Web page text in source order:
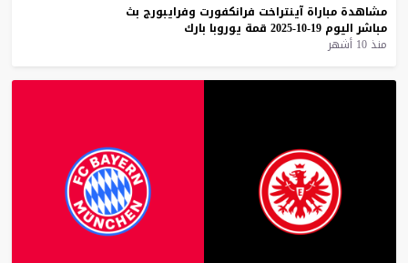
مشاهدة مباراة آينتراخت فرانكفورت وفرايبورج بث
مباشر اليوم 19-10-2025 قمة يوروبا بارك
منذ 10 أشهر